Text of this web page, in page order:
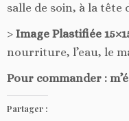
salle de soin, à la
> Image Plastifiée
nourriture, l’eau, le
Pour commander :
Partager :